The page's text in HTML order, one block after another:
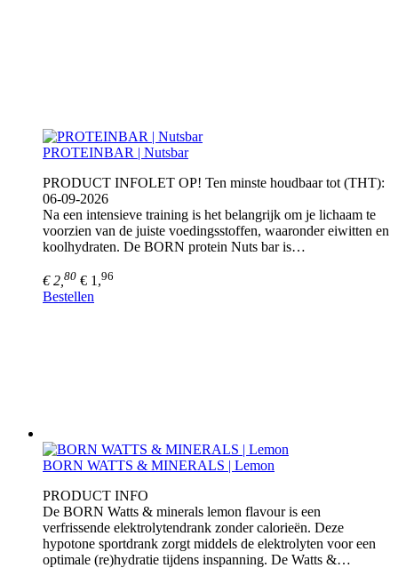
PROTEINBAR | Nutsbar
PRODUCT INFOLET OP! Ten minste houdbaar tot (THT):
06-09-2026
Na een intensieve training is het belangrijk om je lichaam te
voorzien van de juiste voedingsstoffen, waaronder eiwitten en
koolhydraten. De BORN protein Nuts bar is…
€ 2, 80 € 1,96
Bestellen
BORN WATTS & MINERALS | Lemon
PRODUCT INFO
De BORN Watts & minerals lemon flavour is een
verfrissende elektrolytendrank zonder calorieën. Deze
hypotone sportdrank zorgt middels de elektrolyten voor een
optimale (re)hydratie tijdens inspanning. De Watts &…